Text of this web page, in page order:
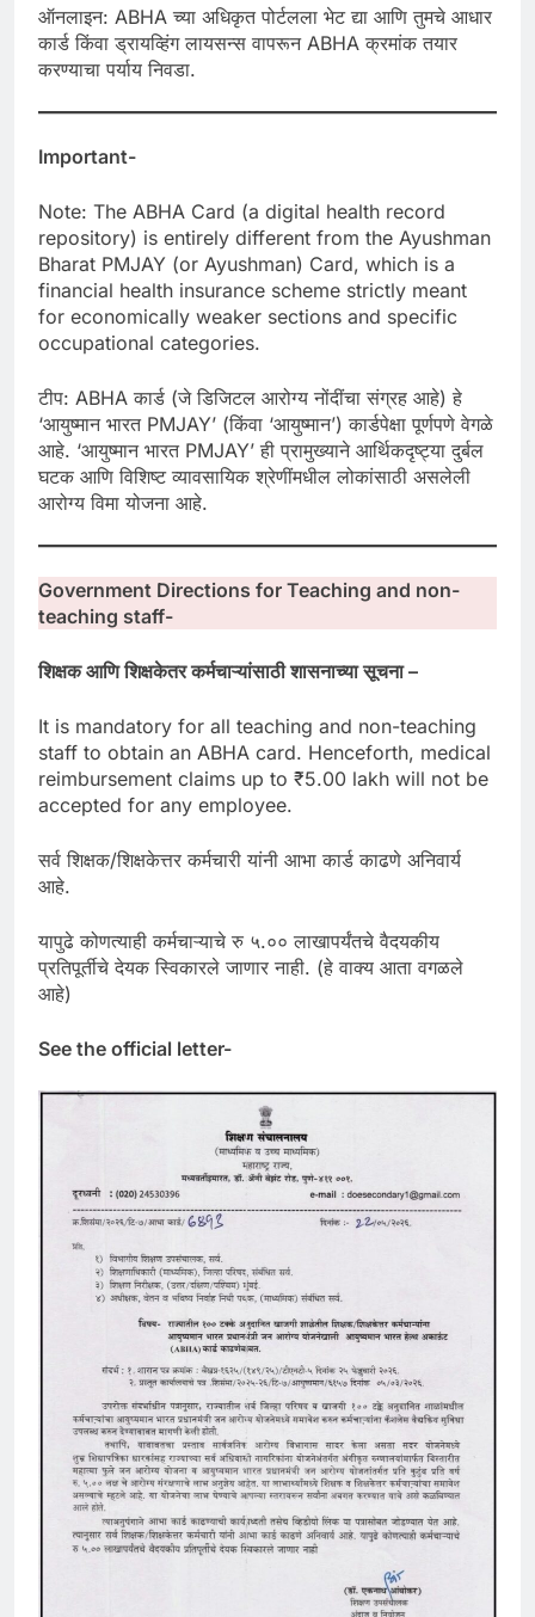
ऑनलाइन: ABHA च्या अधिकृत पोर्टलला भेट द्या आणि तुमचे आधार
कार्ड किंवा ड्रायव्हिंग लायसन्स वापरून ABHA क्रमांक तयार
करण्याचा पर्याय निवडा.
Important-
Note: The ABHA Card (a digital health record
repository) is entirely different from the Ayushman
Bharat PMJAY (or Ayushman) Card, which is a
financial health insurance scheme strictly meant
for economically weaker sections and specific
occupational categories.
टीप: ABHA कार्ड (जे डिजिटल आरोग्य नोंदींचा संग्रह आहे) हे
‘आयुष्मान भारत PMJAY’ (किंवा ‘आयुष्मान’) कार्डपेक्षा पूर्णपणे वेगळे
आहे. ‘आयुष्मान भारत PMJAY’ ही प्रामुख्याने आर्थिकदृष्ट्या दुर्बल
घटक आणि विशिष्ट व्यावसायिक श्रेणींमधील लोकांसाठी असलेली
आरोग्य विमा योजना आहे.
Government Directions for Teaching and non-
teaching staff-
शिक्षक आणि शिक्षकेतर कर्मचाऱ्यांसाठी शासनाच्या सूचना –
It is mandatory for all teaching and non-teaching
staff to obtain an ABHA card. Henceforth, medical
reimbursement claims up to ₹5.00 lakh will not be
accepted for any employee.
सर्व शिक्षक/शिक्षकेत्तर कर्मचारी यांनी आभा कार्ड काढणे अनिवार्य
आहे.
यापुढे कोणत्याही कर्मचाऱ्याचे रु ५.०० लाखापर्यंतचे वैदयकीय
प्रतिपूर्तीचे देयक स्विकारले जाणार नाही. (हे वाक्य आता वगळले
आहे)
See the official letter-